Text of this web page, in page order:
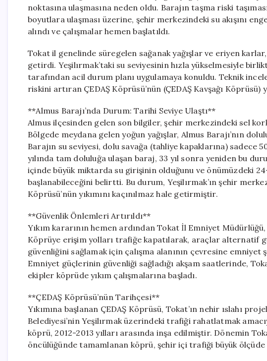
noktasına ulaşmasına neden oldu. Barajın taşma riski
boyutlara ulaşması üzerine, şehir merkezindeki su akışını
alındı ve çalışmalar hemen başlatıldı.
Tokat il genelinde süregelen sağanak yağışlar ve eriyen
getirdi. Yeşilırmak’taki su seviyesinin hızla yükselmesiyle
tarafından acil durum planı uygulamaya konuldu. Teknik
riskini artıran ÇEDAŞ Köprüsü’nün (ÇEDAŞ Kavşağı
**Almus Barajı’nda Durum: Tarihi Seviye Ulaştı**
Almus ilçesinden gelen son bilgiler, şehir merkezindeki sel
Bölgede meydana gelen yoğun yağışlar, Almus Barajı’nın
Barajın su seviyesi, dolu savağa (tahliye kapaklarına) sadece
yılında tam doluluğa ulaşan baraj, 33 yıl sonra yeniden bu
içinde büyük miktarda su girişinin olduğunu ve önümüzdeki
başlanabileceğini belirtti. Bu durum, Yeşilırmak’ın şehir
Köprüsü’nün yıkımını kaçınılmaz hale getirmiştir.
**Güvenlik Önlemleri Artırıldı**
Yıkım kararının hemen ardından Tokat İl Emniyet
Köprüye erişim yolları trafiğe kapatılarak, araçlar alternatif
güvenliğini sağlamak için çalışma alanının çevresine emniyet
Emniyet güçlerinin güvenliği sağladığı akşam saatlerinde,
ekipler köprüde yıkım çalışmalarına başladı.
**ÇEDAŞ Köprüsü’nün Tarihçesi**
Yıkımına başlanan ÇEDAŞ Köprüsü, Tokat’ın nehir ıslahı
Belediyesi’nin Yeşilırmak üzerindeki trafiği rahatlatmak
köprü, 2012-2013 yılları arasında inşa edilmiştir. Dönemin
öncülüğünde tamamlanan köprü, şehir içi trafiği büyük ölçüde